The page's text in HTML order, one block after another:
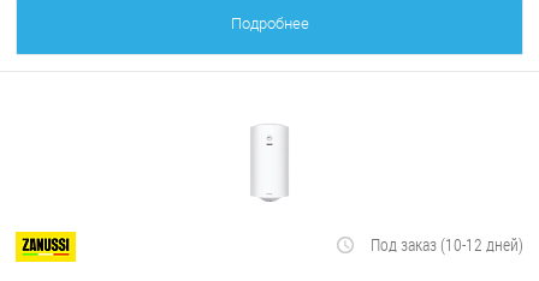
Подробнее
Под заказ (10-12 дней)